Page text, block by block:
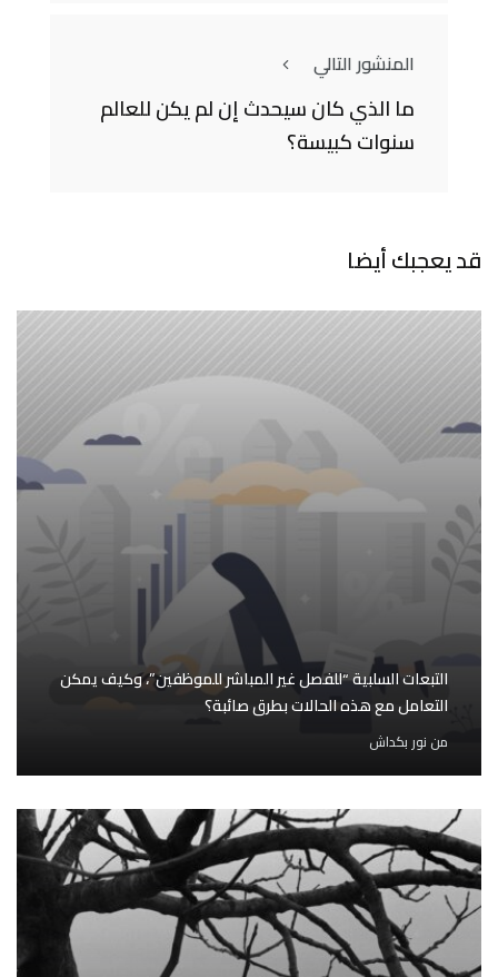
المنشور التالي
ما الذي كان سيحدث إن لم يكن للعالم
سنوات كبيسة؟
قد يعجبك أيضا
التبعات السلبية “للفصل غير المباشر للموظفين”، وكيف يمكن
التعامل مع هذه الحالات بطرق صائبة؟
من نور بكداش